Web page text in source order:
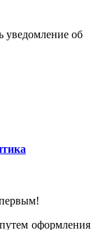
уведомление об
оформления